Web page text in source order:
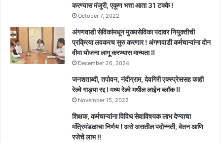
करण्यास मंजुरी, एकूण भत्ता आता 31 टक्के !
October 7, 2022
अंगणवाडी सेविकांमधून मुख्यसेविका पदावर नियुक्तीची
प्रक्रिया लवकरच सुरु करणार ! अंगणवाडी कर्मचाऱ्यांना दोन
वीमा योजना लागू करण्यास मान्यता !!
December 26, 2024
जनशताब्दी, तपोवन, नंदीग्राम, देवगिरी एक्स्प्रेससह काही
रेल्वे गाड्या रद्द ! मध्य रेल्वे मधील लाईन ब्लॉक !!
November 15, 2022
शिक्षक, कर्मचाऱ्यांना विविध सेवाविषयक लाभ देण्याचा
मंत्रिमंडळाचा निर्णय ! असे असतील पदोन्नती, वेतन आणि
रजेचे लाभ !!